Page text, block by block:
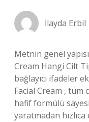
İlayda Erbil
Metnin genel
Cream Hangi Cilt
bağlayıcı ifadeler
Facial Cream ,
hafif formülü
yaratmadan